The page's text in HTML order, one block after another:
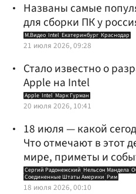
Названы самые
для сборки ПК у
М.Видео Intel Екатеринбург Краснодар
21 июля 2026, 09:28
Стало известно о
Apple на Intel
Apple Intel Марк Гурман
20 июля 2026, 10:41
18 июля — какой
Что отмечают в этот
мире, приметы и
Сергий Радонежский Нельсон Мандела
Соединенные Штаты Америки Рим
18 июля 2026, 00:10